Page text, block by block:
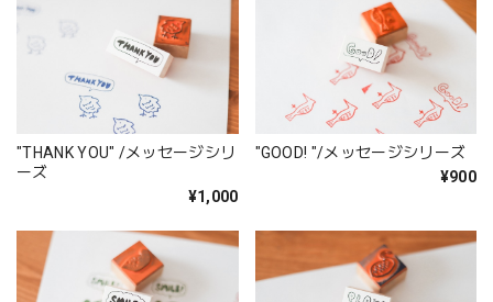
"THANK YOU" /メッセージシリ
ーズ
¥1,000
"GOOD! "/メッセージシリーズ
¥900